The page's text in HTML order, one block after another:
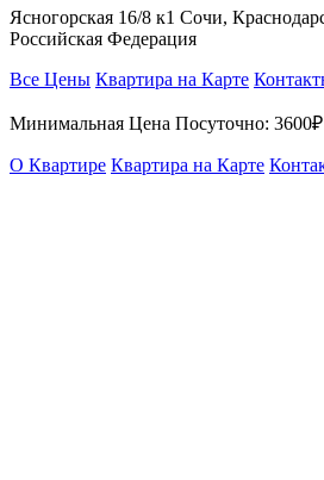
Ясногорская 16/8 к1 Сочи,
Российская Федерация
Все Цены Квартира на Карте
Минимальная Цена Посуточно: 3600₽
О Квартире Квартира на Карте